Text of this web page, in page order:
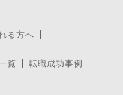
る方へ
覧
転職成功事例